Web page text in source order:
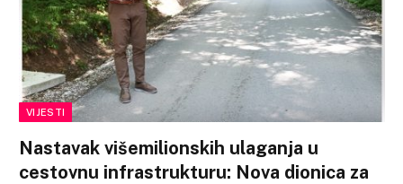
VIJESTI
Nastavak višemilionskih ulaganja u
cestovnu infrastrukturu: Nova dionica za